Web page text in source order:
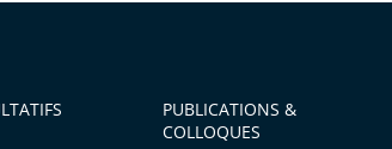
PUBLICATIONS &
COLLOQUES